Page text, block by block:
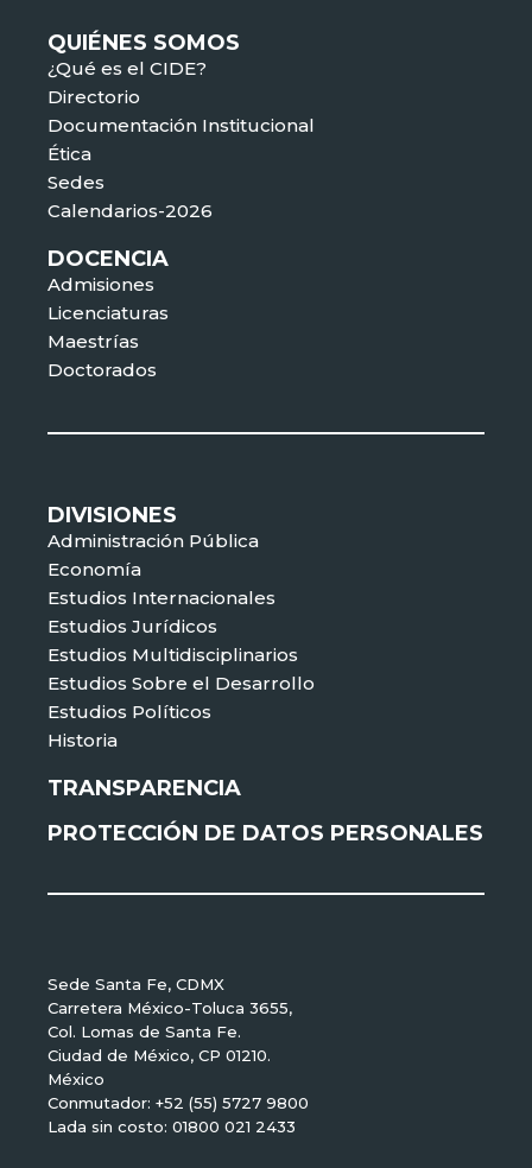
QUIÉNES SOMOS
¿Qué es el CIDE?
Directorio
Documentación Institucional
Ética
Sedes
Calendarios-2026
DOCENCIA
Admisiones
Licenciaturas
Maestrías
Doctorados
DIVISIONES
Administración Pública
Economía
Estudios Internacionales
Estudios Jurídicos
Estudios Multidisciplinarios
Estudios Sobre el Desarrollo
Estudios Políticos
Historia
TRANSPARENCIA
PROTECCIÓN DE DATOS PERSONALES
Sede Santa Fe, CDMX
Carretera México-Toluca 3655,
Col. Lomas de Santa Fe.
Ciudad de México, CP 01210.
México
Conmutador: +52 (55) 5727 9800
Lada sin costo: 01800 021 2433